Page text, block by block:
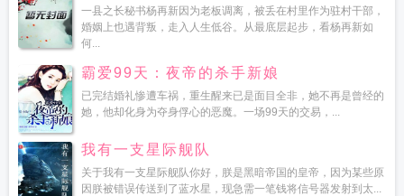
一县之长秘书杨再新因为老板调离，被丢在村里作为驻村干部，
婚姻上也遇背叛，走入人生低谷。从最底层起步，看杨再新如
何...
霸爱99天：夜帝的杀手新娘
已完结婚礼惨遭车祸，重生醒来已是面目全非，她不再是曾经的
她，他却化身为夺身俘心的恶魔。一场99天的交易，...
我有一支星际舰队
关于我有一支星际舰队你好，朕是黑暗帝国的皇帝，因为某些原
因朕被错误传送到了蓝水星，现急需一笔钱将信号器发射到太...